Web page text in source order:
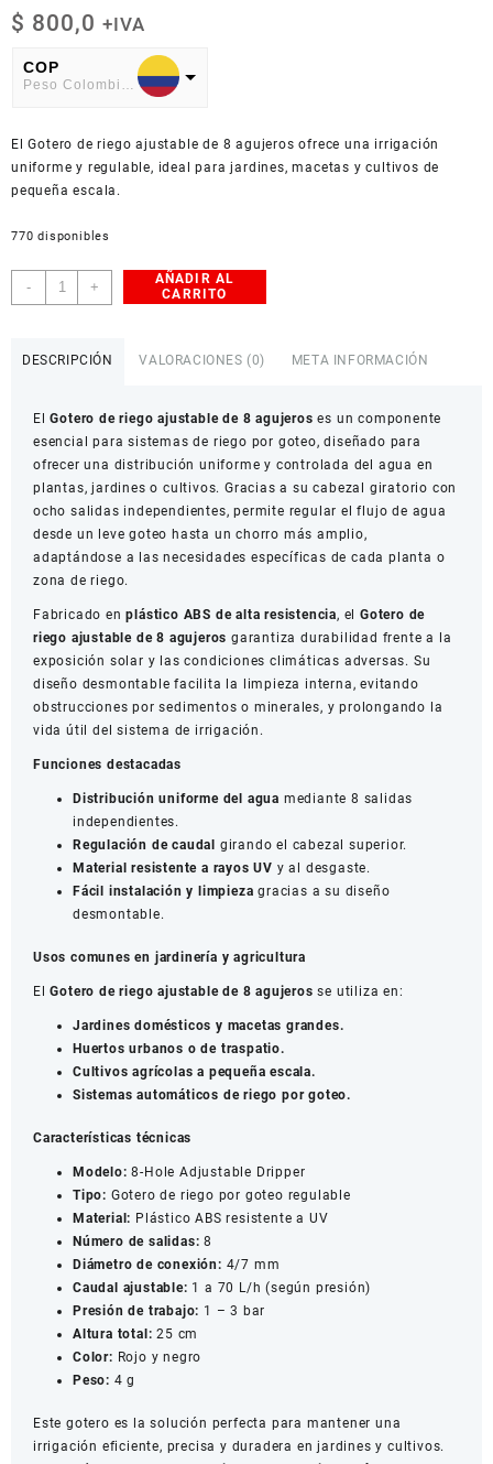
$ 800,0 +IVA
COP
Peso Colombiano
American Dollar
El Gotero de riego ajustable de 8 agujeros ofrece una irrigación
uniforme y regulable, ideal para jardines, macetas y cultivos de
pequeña escala.
770 disponibles
-
Gotero
de
ajustable
agujeros
cantidad
+
AÑADIR AL
CARRITO
DESCRIPCIÓN VALORACIONES (0) META INFORMACIÓN
ElGotero de riego ajustable de 8 agujeros es un componente
esencial para sistemas de riego por goteo, diseñado para
ofrecer una distribución uniforme y controlada del agua en
plantas, jardines o cultivos. Gracias a su cabezal giratorio con
ocho salidas independientes, permite regular el flujo de agua
desde un leve goteo hasta un chorro más amplio,
adaptándose a las necesidades específicas de cada planta o
zona de riego.
Fabricado enplástico ABS de alta resistencia, elGotero de
riego ajustable de 8 agujeros garantiza durabilidad frente a la
exposición solar y las condiciones climáticas adversas. Su
diseño desmontable facilita la limpieza interna, evitando
obstrucciones por sedimentos o minerales, y prolongando la
vida útil del sistema de irrigación.
Funciones destacadas
Distribución uniforme del agua mediante 8 salidas
independientes.
Regulación de caudal girando el cabezal superior.
Material resistente a rayos UV y al desgaste.
Fácil instalación y limpieza gracias a su diseño
desmontable.
Usos comunes en jardinería y agricultura
ElGotero de riego ajustable de 8 agujeros se utiliza en:
Jardines domésticos y macetas grandes.
Huertos urbanos o de traspatio.
Cultivos agrícolas a pequeña escala.
Sistemas automáticos de riego por goteo.
Características técnicas
Modelo: 8-Hole Adjustable Dripper
Tipo: Gotero de riego por goteo regulable
Material: Plástico ABS resistente a UV
Número de salidas: 8
Diámetro de conexión: 4/7 mm
Caudal ajustable: 1 a 70 L/h (según presión)
Presión de trabajo: 1 – 3 bar
Altura total: 25 cm
Color: Rojo y negro
Peso: 4 g
Este gotero es la solución perfecta para mantener una
irrigación eficiente, precisa y duradera en jardines y cultivos.